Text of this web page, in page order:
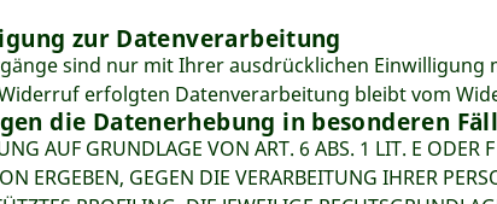
zur Datenverarbeitung
sind nur mit Ihrer ausdrücklichen
erfolgten Datenverarbeitung bleibt vom
die Datenerhebung in besonderen
AUF GRUNDLAGE VON ART. 6 ABS. 1 LIT. E ODER
ERGEBEN, GEGEN DIE VERARBEITUNG IHRER